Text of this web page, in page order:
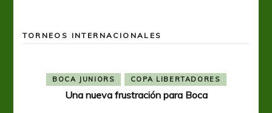
TORNEOS INTERNACIONALES
BOCA JUNIORS COPA LIBERTADORES
Una nueva frustración para Boca